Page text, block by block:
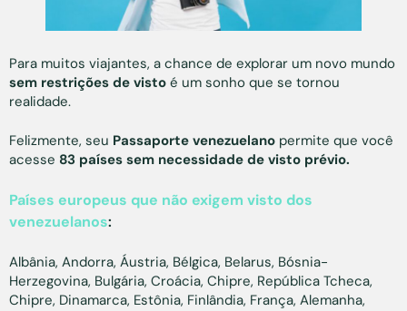
Para muitos viajantes, a chance de explorar um novo mundo
sem restrições de visto é um sonho que se tornou
realidade.
Felizmente, seu Passaporte venezuelano permite que você
acesse 83 países sem necessidade de visto prévio.
Países europeus que não exigem visto dos
venezuelanos:
Albânia, Andorra, Áustria, Bélgica, Belarus, Bósnia-
Herzegovina, Bulgária, Croácia, Chipre, República Tcheca,
Chipre, Dinamarca, Estônia, Finlândia, França, Alemanha,